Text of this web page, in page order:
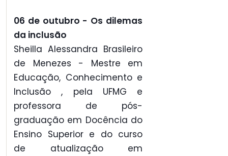
06 de outubro - Os dilemas
da inclusão
Sheilla Alessandra Brasileiro
de Menezes - Mestre em
Educação, Conhecimento e
Inclusão , pela UFMG e
professora de pós-
graduação em Docência do
Ensino Superior e do curso
de atualização em